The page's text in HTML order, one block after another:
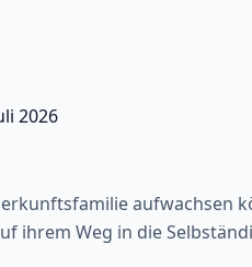
2026
aufwachsen
ihrem Weg in die